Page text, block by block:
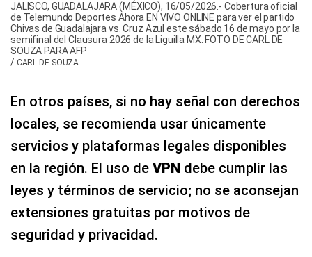
JALISCO, GUADALAJARA (MÉXICO), 16/05/2026.- Cobertura oficial
de Telemundo Deportes Ahora EN VIVO ONLINE para ver el partido
Chivas de Guadalajara vs. Cruz Azul este sábado 16 de mayo por la
semifinal del Clausura 2026 de la Liguilla MX. FOTO DE CARL DE
SOUZA PARA AFP
/ CARL DE SOUZA
En otros países, si no hay señal con derechos
locales, se recomienda usar únicamente
servicios y plataformas legales disponibles
en la región. El uso de VPN debe cumplir las
leyes y términos de servicio; no se aconsejan
extensiones gratuitas por motivos de
seguridad y privacidad.